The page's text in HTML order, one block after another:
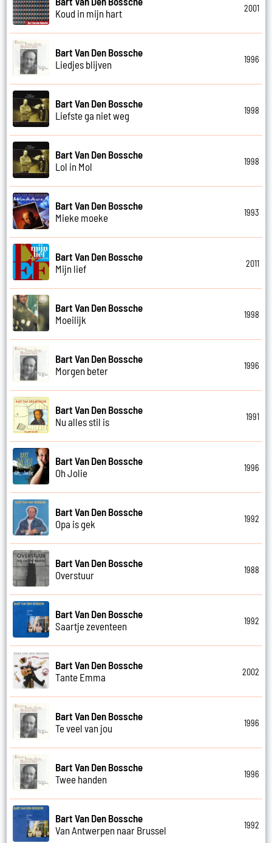
Koud in mijn hart
2001
Bart Van Den Bossche
Liedjes blijven
1996
Bart Van Den Bossche
Liefste ga niet weg
1998
Bart Van Den Bossche
Lol in Mol
1998
Bart Van Den Bossche
Mieke moeke
1993
Bart Van Den Bossche
Mijn lief
2011
Bart Van Den Bossche
Moeilijk
1998
Bart Van Den Bossche
Morgen beter
1996
Bart Van Den Bossche
Nu alles stil is
1991
Bart Van Den Bossche
Oh Jolie
1996
Bart Van Den Bossche
Opa is gek
1992
Bart Van Den Bossche
Overstuur
1988
Bart Van Den Bossche
Saartje zeventeen
1992
Bart Van Den Bossche
Tante Emma
2002
Bart Van Den Bossche
Te veel van jou
1996
Bart Van Den Bossche
Twee handen
1996
Bart Van Den Bossche
Van Antwerpen naar Brussel
1992